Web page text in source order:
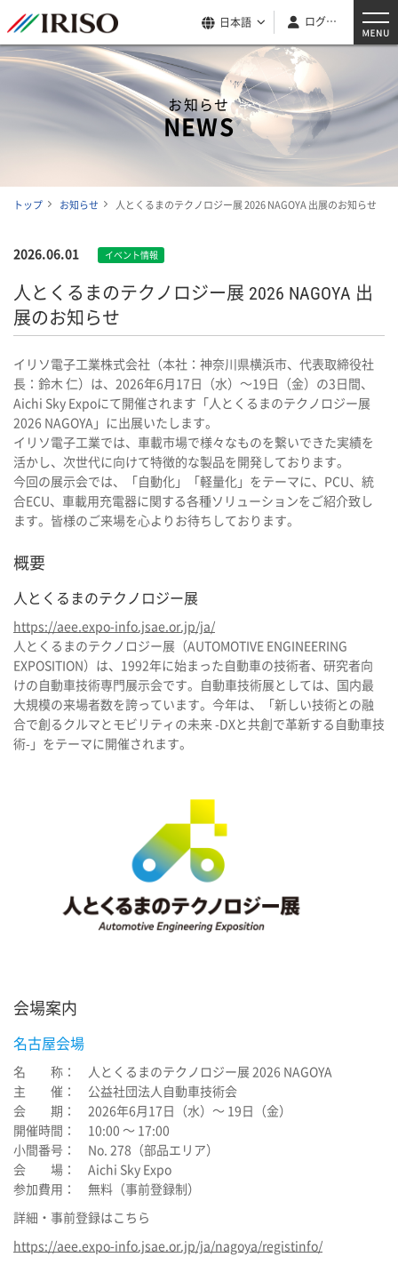
日本語 ログイン
お知らせ
NEWS
トップ お知らせ 人とくるまのテクノロジー展 2026 NAGOYA 出展のお知らせ
2026.06.01 イベント情報
人とくるまのテクノロジー展 2026 NAGOYA 出
展のお知らせ
イリソ電子工業株式会社（本社：神奈川県横浜市、代表取締役社
長：鈴木 仁）は、2026年6月17日（水）～19日（金）の3日間、
Aichi Sky Expoにて開催されます「人とくるまのテクノロジー展
2026 NAGOYA」に出展いたします。
イリソ電子工業では、車載市場で様々なものを繋いできた実績を
活かし、次世代に向けて特徴的な製品を開発しております。
今回の展示会では、「自動化」「軽量化」をテーマに、PCU、統
合ECU、車載用充電器に関する各種ソリューションをご紹介致し
ます。皆様のご来場を心よりお待ちしております。
概要
人とくるまのテクノロジー展
https://aee.expo-info.jsae.or.jp/ja/
人とくるまのテクノロジー展（AUTOMOTIVE ENGINEERING
EXPOSITION）は、1992年に始まった自動車の技術者、研究者向
けの自動車技術専門展示会です。自動車技術展としては、国内最
大規模の来場者数を誇っています。今年は、「新しい技術との融
合で創るクルマとモビリティの未来 -DXと共創で革新する自動車技
術-」をテーマに開催されます。
会場案内
名古屋会場
名 称： 人とくるまのテクノロジー展 2026 NAGOYA
主 催： 公益社団法人自動車技術会
会 期： 2026年6月17日（水）～ 19日（金）
開催時間： 10:00 ～ 17:00
小間番号： No. 278（部品エリア）
会 場： Aichi Sky Expo
参加費用： 無料（事前登録制）
詳細・事前登録はこちら
https://aee.expo-info.jsae.or.jp/ja/nagoya/registinfo/